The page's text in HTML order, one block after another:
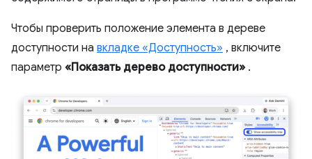
Чтобы проверить положение элемента в дереве
доступности на вкладке «Доступность» , включите
параметр «Показать дерево доступности» .